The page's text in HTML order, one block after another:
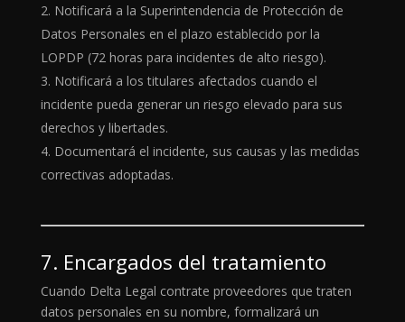
Notificará a la Superintendencia de Protección de
Datos Personales en el plazo establecido por la
LOPDP (72 horas para incidentes de alto riesgo).
Notificará a los titulares afectados cuando el
incidente pueda generar un riesgo elevado para sus
derechos y libertades.
Documentará el incidente, sus causas y las medidas
correctivas adoptadas.
7. Encargados del tratamiento
Cuando Delta Legal contrate proveedores que traten
datos personales en su nombre, formalizará un